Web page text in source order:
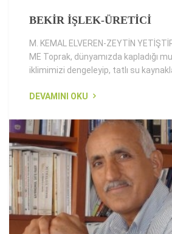
BEKİR İŞLEK-ÜRETİCİ
M. KEMAL ELVEREN-ZEYTİN
ME Toprak, dünyamızda kapladığı
iklimimizi dengeleyip, tatlı su
DEVAMINI OKU